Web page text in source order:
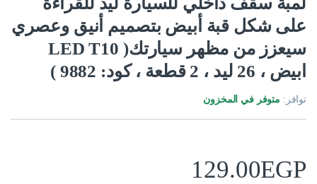
على شكل قبة أبيض بتصميم أنيق وعصري
سيعزز من مظهر سيارتك( LED T10
ابيض ، 26 ليد ، 2 قطعة ، كود: 9882 )
توافر: متوفر في المخزون
129.00EGP